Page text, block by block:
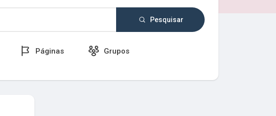
Pesquisar
Páginas Grupos